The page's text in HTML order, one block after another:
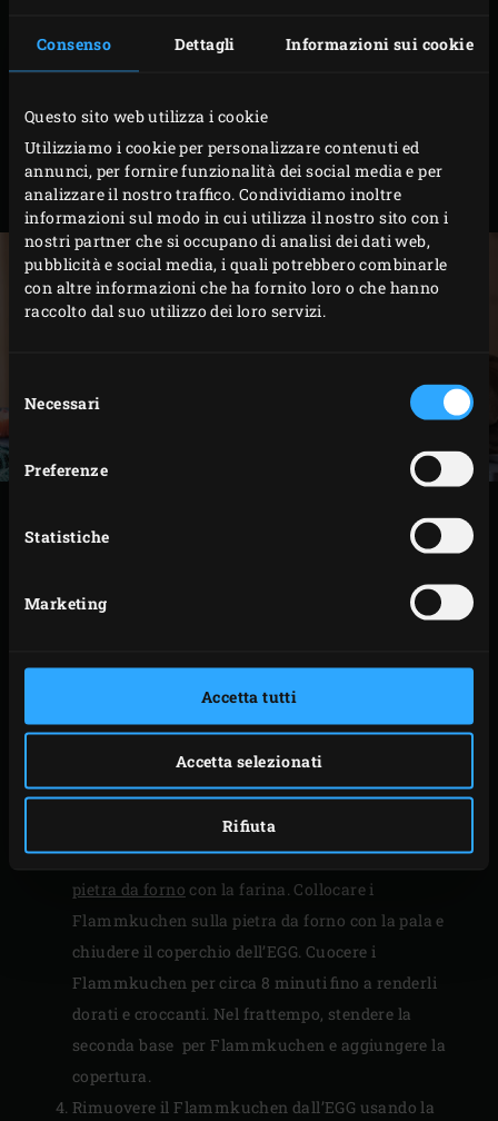
Consenso Dettagli Informazioni sui cookie
Questo sito web utilizza i cookie
Utilizziamo i cookie per personalizzare contenuti ed
annunci, per fornire funzionalità dei social media e per
analizzare il nostro traffico. Condividiamo inoltre
informazioni sul modo in cui utilizza il nostro sito con i
nostri partner che si occupano di analisi dei dati web,
pubblicità e social media, i quali potrebbero combinarle
con altre informazioni che ha fornito loro o che hanno
raccolto dal suo utilizzo dei loro servizi.
delNecessari
Preferenze
Statistiche
Marketing
Accetta tutti
Accetta selezionati
Rifiuta
Egg e riscaldarlo con il
convEGGtor, la griglia e la
Baking Stove
filetto di salmone a fettine sottili. Sbucciare le
cipolle rosse, tagliarle a quarti e poi a listarelle.
Tagliare le cipolline a rondelle sottili e mescolare la
crème fraîche con la pasta di curry.
arrotolare ciascun pezzo di pasta in una pallina.
farina e stendere uno degli impasti il ​​più sottile
Per la copertura, spennellare la base con un sesto
della miscela di crème fraîche, lasciando un bordo
di circa 2 cm. Completare con un sesto del salmone,
le cipolle e le cipolline.
Spolverare leggermentela pala in alluminioe la
pietra da forno con la farina. Collocare i
Flammkuchen sulla pietra da forno con la pala e
chiudere il coperchio dell’EGG. Cuocere i
Flammkuchen per circa 8 minuti fino a renderli
dorati e croccanti. Nel frattempo, stendere la
seconda base per Flammkuchen e aggiungere la
copertura.
Rimuovere il Flammkuchen dall’EGG usando la